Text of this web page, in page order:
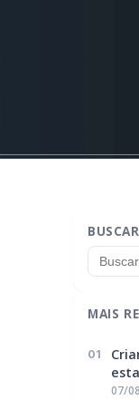
BUSCAR
MAIS
01
07/